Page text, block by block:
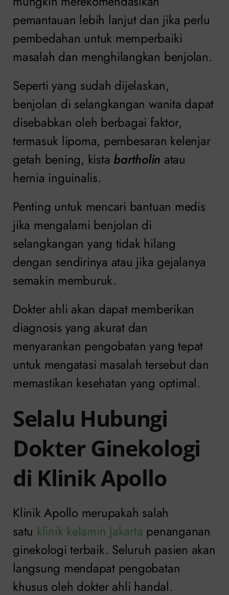
pemantauan lebih lanjut dan jika perlu
pembedahan untuk memperbaiki
masalah dan menghilangkan benjolan.
Seperti yang sudah dijelaskan,
benjolan di selangkangan wanita dapat
disebabkan oleh berbagai faktor,
termasuk lipoma, pembesaran kelenjar
getah bening, kista bartholin atau
hernia inguinalis.
Penting untuk mencari bantuan medis
jika mengalami benjolan di
selangkangan yang tidak hilang
dengan sendirinya atau jika gejalanya
semakin memburuk.
Dokter ahli akan dapat memberikan
diagnosis yang akurat dan
menyarankan pengobatan yang tepat
untuk mengatasi masalah tersebut dan
memastikan kesehatan yang optimal.
Selalu Hubungi
Dokter Ginekologi
di Klinik Apollo
Klinik Apollo merupakah salah
satu klinik kelamin Jakarta penanganan
ginekologi terbaik. Seluruh pasien akan
langsung mendapat pengobatan
khusus oleh dokter ahli handal.